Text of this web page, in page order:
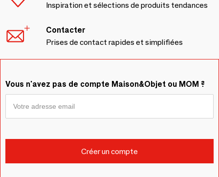
Inspiration et sélections de produits tendances
Contacter
Prises de contact rapides et simplifiées
Vous n'avez pas de compte Maison&Objet ou MOM ?